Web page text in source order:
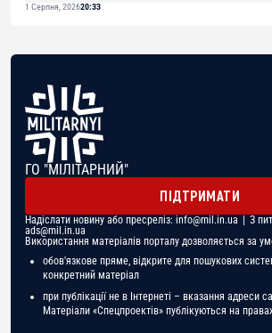
1 Серпня, 202620:33
ГО "МІЛІТАРНИЙ"
ПІДТРИМАТИ
Надіслати новину або пресреліз: info@mil.in.ua | З
ads@mil.in.ua
Використання матеріалів порталу дозволяється за
обов'язкове пряме, відкрите для пошукових
конкретний матеріал
при публікації не в Інтернеті – вказання адреси
Матеріали «Спецпроектів» публікуються на